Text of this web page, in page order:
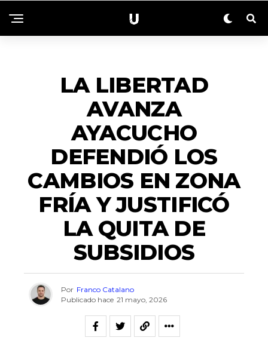
LA LIBERTAD
AVANZA
AYACUCHO
DEFENDIÓ LOS
CAMBIOS EN ZONA
FRÍA Y JUSTIFICÓ
LA QUITA DE
SUBSIDIOS
Por Franco Catalano
Publicado hace 21 mayo, 2026